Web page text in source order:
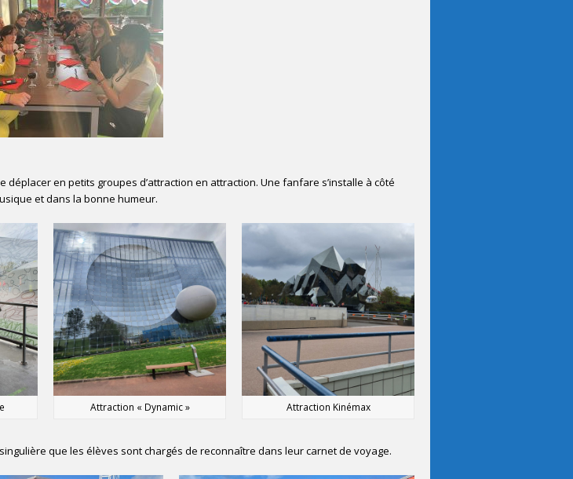
en petits groupes d’attraction en attraction. Une fanfare s’installe à côté
et dans la bonne humeur.
Attraction « Dynamic » Attraction Kinémax
que les élèves sont chargés de reconnaître dans leur carnet de voyage.